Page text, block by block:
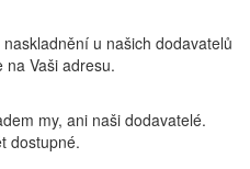
u našich dodavatelů
Vaši adresu.
my, ani naši dodavatelé.
dostupné.